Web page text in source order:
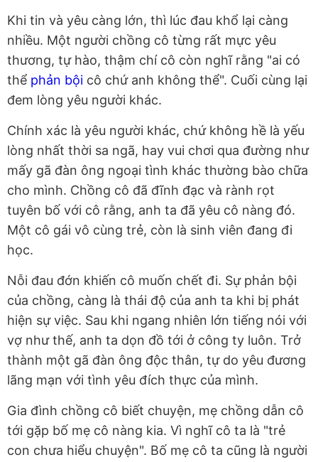
Khi tin và yêu càng lớn, thì lúc đau khổ lại càng
nhiều. Một người chồng cô từng rất mực yêu
thương, tự hào, thậm chí cô còn nghĩ rằng "ai có
thể phản bội cô chứ anh không thể". Cuối cùng lại
đem lòng yêu người khác.
Chính xác là yêu người khác, chứ không hề là yếu
lòng nhất thời sa ngã, hay vui chơi qua đường như
mấy gã đàn ông ngoại tình khác thường bào chữa
cho mình. Chồng cô đã đĩnh đạc và rành rọt
tuyên bố với cô rằng, anh ta đã yêu cô nàng đó.
Một cô gái vô cùng trẻ, còn là sinh viên đang đi
học.
Nỗi đau đớn khiến cô muốn chết đi. Sự phản bội
của chồng, càng là thái độ của anh ta khi bị phát
hiện sự việc. Sau khi ngang nhiên lớn tiếng nói với
vợ như thế, anh ta dọn đồ tới ở công ty luôn. Trở
thành một gã đàn ông độc thân, tự do yêu đương
lãng mạn với tình yêu đích thực của mình.
Gia đình chồng cô biết chuyện, mẹ chồng dẫn cô
tới gặp bố mẹ cô nàng kia. Vì nghĩ cô ta là "trẻ
con chưa hiểu chuyện". Bố mẹ cô ta cũng là người